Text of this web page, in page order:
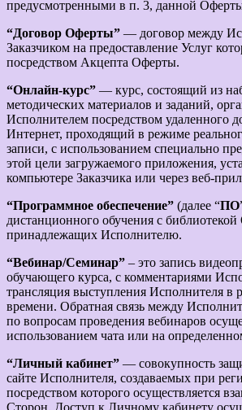
предусмотренными в п. 3, данной
“Договор Оферты” — договор между
Заказчиком на предоставление Услуг
посредством Акцепта Оферты.
“Онлайн-курс” — курс, состоящий из
методических материалов и заданий,
Исполнителем посредством удаленного
Интернет, проходящий в режиме
записи, с использованием специально
этой цели загружаемого приложения,
компьютере Заказчика или через веб-
“Программное обеспечение” (далее “ПО
дистанционного обучения с
принадлежащих Исполнителю.
“Вебинар/Семинар” – это запись
обучающего курса, с комментариями
трансляция выступления Исполнителя в
времени. Обратная связь между
по вопросам проведения вебинаров
использованием чата или на
“Личный кабинет” — совокупность
сайте Исполнителя, создаваемых при
посредством которого осуществляется
Сторон. Доступ к Личному кабинету